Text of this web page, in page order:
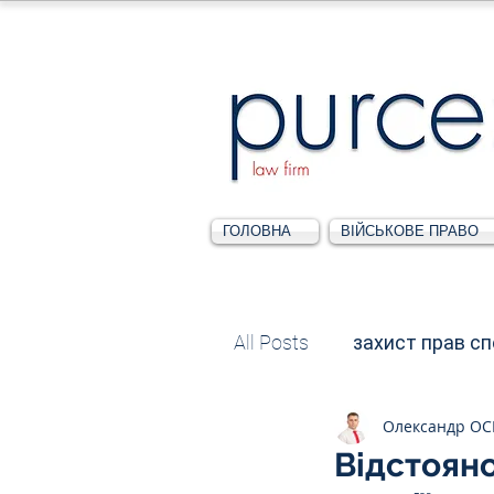
ГОЛОВНА ВІЙСЬКОВЕ ПРАВО
All Posts захист прав
Податкове Олександр